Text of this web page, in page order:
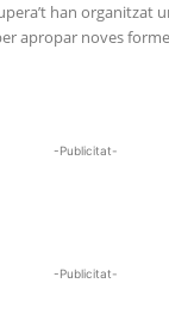
han
apropar noves
-Publicitat-
-Publicitat-